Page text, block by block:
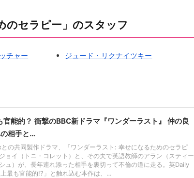
のセラピー」のスタッフ
チャー
ジュード・リクナイツキー
能的？ 衝撃のBBC新ドラマ『ワンダーラスト』 仲の良
相手と…
の共同製作ドラマ、『ワンダーラスト: 幸せになるためのセラピ
ョイ（トニ・コレット）と、その夫で英語教師のアラン（スティー
ュ）が、長年連れ添った相手を裏切って不倫の道に走る。英Daily
最も官能的!?」と触れ込む本作は、…